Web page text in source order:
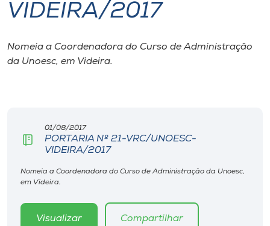
Cultura
Biblioteca
Editora
Rádio
VIDEIRA/2017
Nomeia a Coordenadora do Curso de Administração
da Unoesc, em Videira.
01/08/2017
PORTARIA Nº 21-VRC/UNOESC-
VIDEIRA/2017
Nomeia a Coordenadora do Curso de Administração da Unoesc,
em Videira.
Visualizar Compartilhar